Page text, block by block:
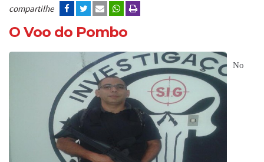
compartilhe
O Voo do Pombo
No